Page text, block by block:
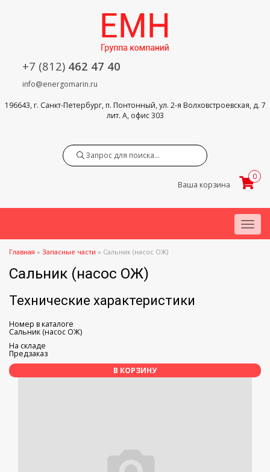
+7 (812) 462 47 40
info@energomarin.ru
196643, г. Санкт-Петербург, п. Понтонный, ул. 2-я Волховстроевская, д. 7
лит. А, офис 303
Ваша корзина
0
Menu
Главная » Запасные части » Сальник (насос ОЖ)
Сальник (насос ОЖ)
Технические характеристики
Номер в каталоге
Сальник (насос ОЖ)
На складе
Предзаказ
В КОРЗИНУ